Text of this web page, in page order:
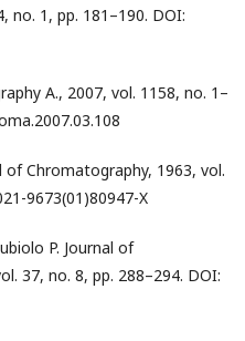
no. 1, pp. 181–190. DOI:
A., 2007, vol. 1158, no. 1–
of Chromatography, 1963, vol.
9673(01)80947-X
P. Journal of
37, no. 8, pp. 288–294. DOI: